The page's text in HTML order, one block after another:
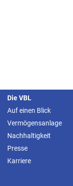
Die VBL
Auf einen Blick
Vermögensanlage
Nachhaltigkeit
Presse
Karriere